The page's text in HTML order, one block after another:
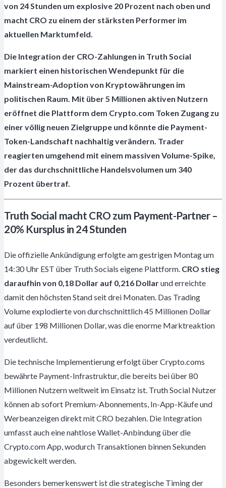
von 24 Stunden um explosive 20 Prozent nach oben und
macht CRO zu einem der stärksten Performer im
aktuellen Marktumfeld.
Die Integration der CRO-Zahlungen in Truth Social
markiert einen historischen Wendepunkt für die
Mainstream-Adoption von Kryptowährungen im
politischen Raum. Mit über 5 Millionen aktiven Nutzern
eröffnet die Plattform dem Crypto.com Token Zugang zu
einer völlig neuen Zielgruppe und könnte die Payment-
Token-Landschaft nachhaltig verändern. Trader
reagierten umgehend mit einem massiven Volume-Spike,
der das durchschnittliche Handelsvolumen um 340
Prozent übertraf.
Truth Social macht CRO zum Payment-Partner –
20% Kursplus in 24 Stunden
Die offizielle Ankündigung erfolgte am gestrigen Montag um
14:30 Uhr EST über Truth Socials eigene Plattform. CRO stieg
daraufhin von 0,18 Dollar auf 0,216 Dollarund erreichte
damit den höchsten Stand seit drei Monaten. Das Trading
Volume explodierte von durchschnittlich 45 Millionen Dollar
auf über 198 Millionen Dollar, was die enorme Marktreaktion
verdeutlicht.
Die technische Implementierung erfolgt über Crypto.coms
bewährte Payment-Infrastruktur, die bereits bei über 80
Millionen Nutzern weltweit im Einsatz ist. Truth Social Nutzer
können ab sofort Premium-Abonnements, In-App-Käufe und
Werbeanzeigen direkt mit CRO bezahlen. Die Integration
umfasst auch eine nahtlose Wallet-Anbindung über die
Crypto.com App, wodurch Transaktionen binnen Sekunden
abgewickelt werden.
Besonders bemerkenswert ist die strategische Timing der